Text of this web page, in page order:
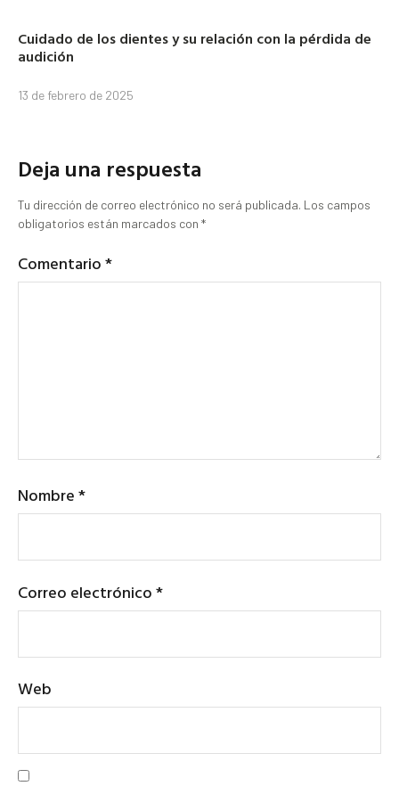
Cuidado de los dientes y su relación con la pérdida de
audición
13 de febrero de 2025
Deja una respuesta
Tu dirección de correo electrónico no será publicada. Los campos
obligatorios están marcados con *
Comentario*
Nombre*
Correo electrónico*
Web